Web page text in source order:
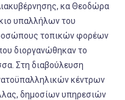
κα Θεοδώρα
υπαλλήλων του
τοπικών φορέων
διοργανώθηκαν το
Στη διαβούλευση
κέντρων
δημοσίων υπηρεσιών